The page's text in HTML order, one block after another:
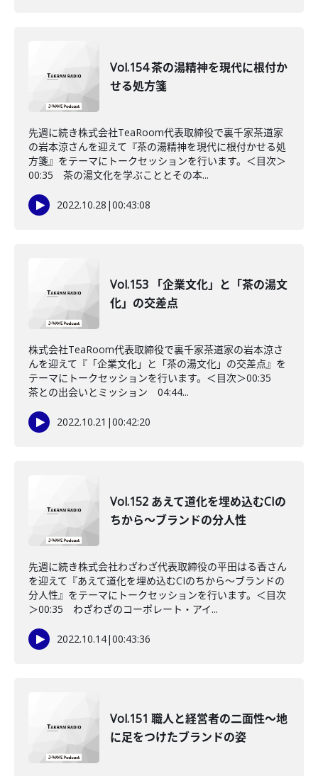
Vol.154 茶の湯精神を現代に根付か
せる処方箋
先週に続き株式会社TeaRoom代表取締役で裏千家茶道家
の岩本涼さんを迎えて『茶の湯精神を現代に根付かせる処
方箋』をテーマにトークセッションを行います。＜目次＞
00:35 茶の湯文化を学ぶこととその本...
2022.10.28 |00:43:08
Vol.153 「企業文化」と「茶の湯文
化」の交差点
株式会社TeaRoom代表取締役で裏千家茶道家の岩本涼さ
んを迎えて『「企業文化」と「茶の湯文化」の交差点』を
テーマにトークセッションを行います。＜目次＞00:35
茶との出会いとミッション 04:44...
2022.10.21 |00:42:20
Vol.152 あえて道化を埋め込むCIの
ちから～ブランドの分人性
先週に続き株式会社わざわざ代表取締役の平田はる香さん
を迎えて『あえて道化を埋め込むCIのちから～ブランドの
分人性』をテーマにトークセッションを行います。＜目次
＞00:35 わざわざのコーポレート・アイ...
2022.10.14|00:43:36
Vol.151 職人と経営者の二面性～地
に足をつけたブランドの姿